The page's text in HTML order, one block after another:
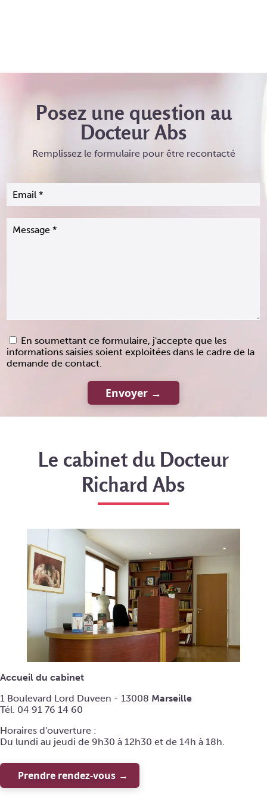
Posez une question au
Docteur Abs
Remplissez le formulaire pour être recontacté
En soumettant ce formulaire, j'accepte que les
informations saisies soient exploitées dans le cadre de la
demande de contact.
Le cabinet du Docteur
Richard Abs
Accueil du cabinet
1 Boulevard Lord Duveen - 13008 Marseille
Tél. 04 91 76 14 60
Horaires d'ouverture :
Du lundi au jeudi de 9h30 à 12h30 et de 14h à 18h.
Prendre rendez-vous